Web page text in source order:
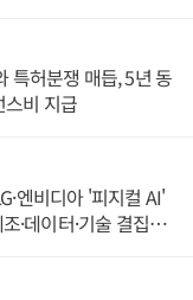
특허분쟁 매듭, 5년 동
스비 지급
엔비디아 '피지컬 AI'
·데이터·기술 결집